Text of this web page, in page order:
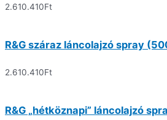
2.610.410Ft
R&G száraz láncolajzó spray
2.610.410Ft
R&G „hétköznapi” láncolajzó